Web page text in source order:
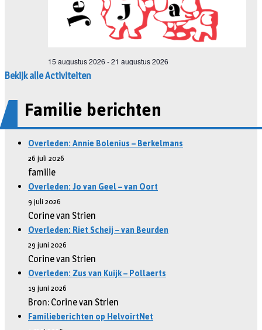
Bekijk alle Activiteiten
Familie berichten
Overleden: Annie Bolenius – Berkelmans
26 juli 2026
familie
Overleden: Jo van Geel – van Oort
9 juli 2026
Corine van Strien
Overleden: Riet Scheij – van Beurden
29 juni 2026
Corine van Strien
Overleden: Zus van Kuijk – Pollaerts
19 juni 2026
Bron: Corine van Strien
Familieberichten op HelvoirtNet